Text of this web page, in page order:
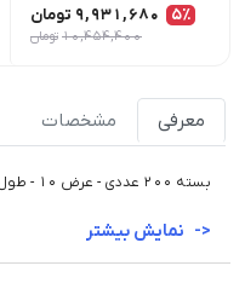
5٪ 9,931,680 تومان
10,454,400 تومان
معرفی مشخصات
بسته 200 عددی - عرض ۱۰ - طول ۱۷/۵ - ارتفاع ۲۰